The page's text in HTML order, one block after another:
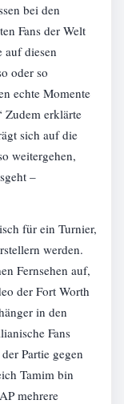
bei den
Fans der Welt
auf diesen
oder so
echte Momente
Zudem erklärte
sich auf die
weitergehen,
–
für ein Turnier,
werden.
Fernsehen auf,
der Fort Worth
in den
Fans
Partie gegen
Tamim bin
mehrere